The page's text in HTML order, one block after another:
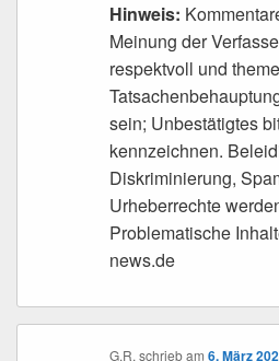
Hinweis:
Meinung der
respektvoll und
sein; Unbestätigtes
kennzeichnen.
Diskriminierung,
Urheberrechte
Problematische
news.de
G.R. schriebam6. März